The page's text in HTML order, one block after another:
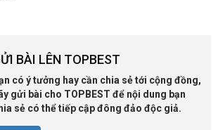
BÀI LÊN TOPBEST
có ý tưởng hay cần chia sẻ tới cộng đồng,
gửi bài cho TOPBEST để nội dung bạn
sẻ có thể tiếp cập đông đảo độc giả.